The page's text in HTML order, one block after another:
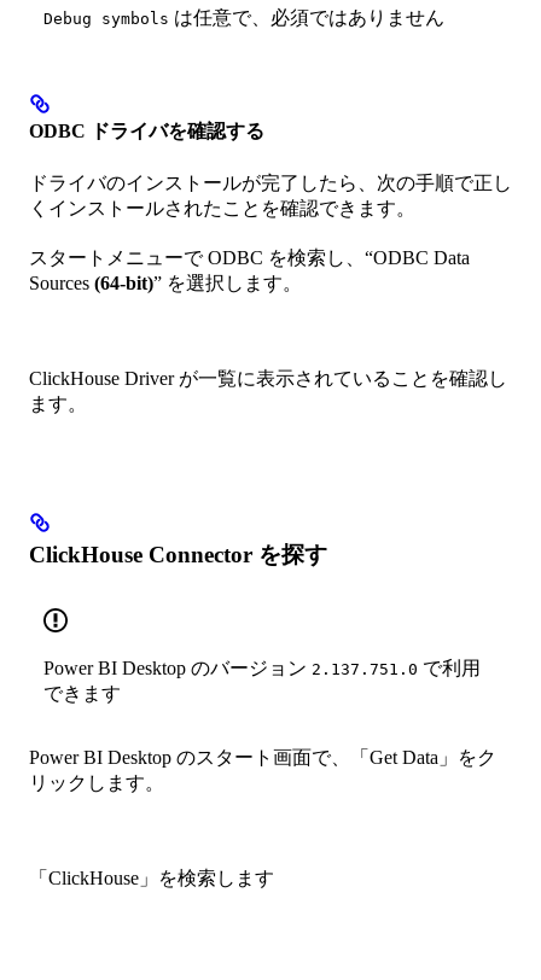
Debug symbols は任意で、必須ではありません
ODBC ドライバを確認する
ドライバのインストールが完了したら、次の手順で正し
くインストールされたことを確認できます。
スタートメニューで ODBC を検索し、“ODBC Data
Sources (64-bit)” を選択します。
ClickHouse Driver が一覧に表示されていることを確認し
ます。
ClickHouse Connector を探す
Power BI Desktop のバージョン 2.137.751.0 で利用
できます
Power BI Desktop のスタート画面で、「Get Data」をク
リックします。
「ClickHouse」を検索します